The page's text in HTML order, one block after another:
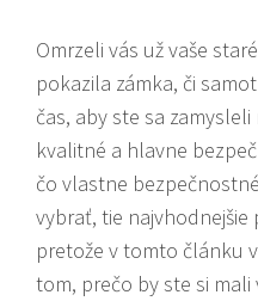
Omrzeli vás už vaše
pokazila zámka, či
čas, aby ste sa
kvalitné a hlavne
čo vlastne
vybrať, tie najvhodnejšie
pretože v tomto článku
tom, prečo by ste si mali